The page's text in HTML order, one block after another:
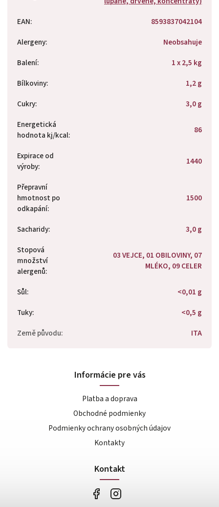
EAN:
8593837042104
Alergeny:
Neobsahuje
Balení:
1 x 2,5 kg
Bílkoviny:
1,2 g
Cukry:
3,0 g
Energetická
hodnota kj/kcal: 86
Expirace od
výroby: 1440
Přepravní
hmotnost po
odkapání:
1500
Sacharidy:
3,0 g
Stopová
množství
alergenů:
03 VEJCE, 01 OBILOVINY, 07
MLÉKO, 09 CELER
Sůl:
<0,01 g
Tuky:
<0,5 g
Země původu: ITA
Informácie pre vás
Platba a doprava
Obchodné podmienky
Podmienky ochrany osobných údajov
Kontakty
Kontakt